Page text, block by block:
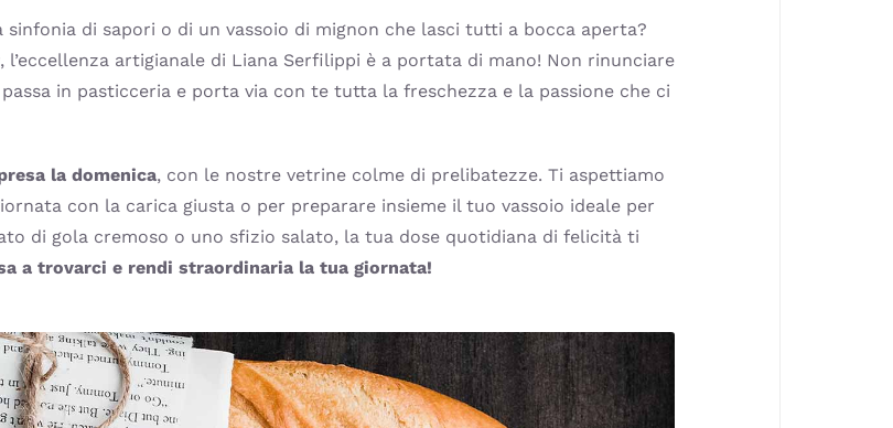
sinfonia di sapori o di un vassoio di mignon che lasci tutti a bocca aperta?
, l’eccellenza artigianale di Liana Serfilippi è a portata di mano! Non rinunciare
in pasticceria e porta via con te tutta la freschezza e la passione che ci
la domenica, con le nostre vetrine colme di prelibatezze. Ti aspettiamo
con la carica giusta o per preparare insieme il tuo vassoio ideale per
di gola cremoso o uno sfizio salato, la tua dose quotidiana di felicità ti
a trovarci e rendi straordinaria la tua giornata!